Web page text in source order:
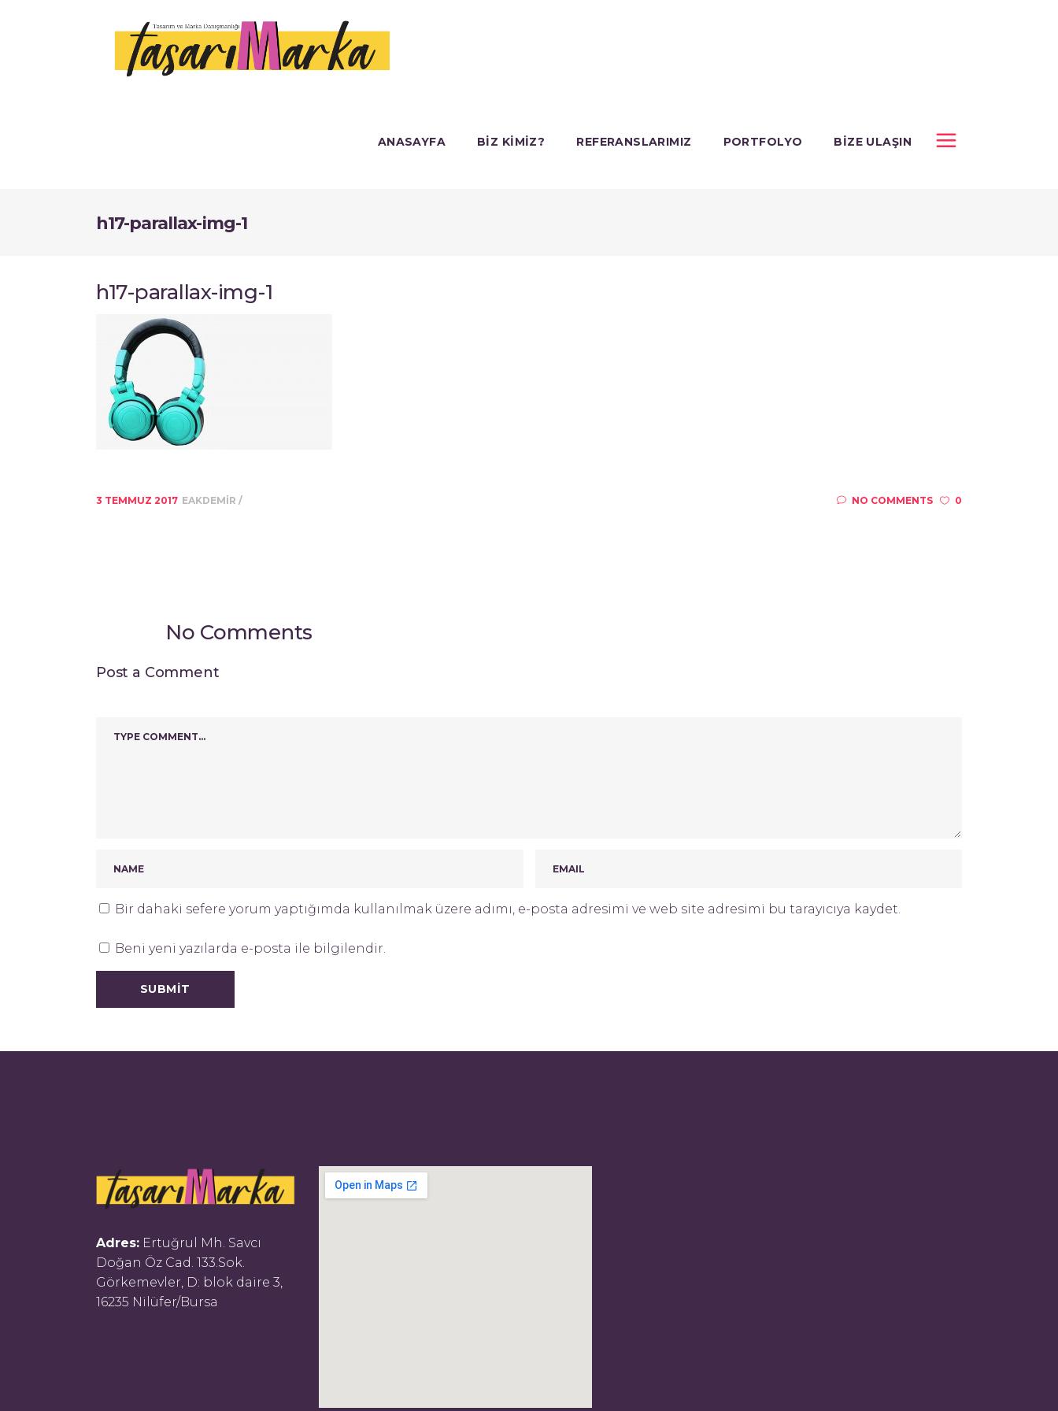
ANASAYFA BIZ KIMIZ? REFERANSLARIMIZ PORTFOLYO BIZE ULAŞIN
h17-parallax-img-1
h17-parallax-img-1
3 TEMMUZ 2017 EAKDEMIR NO COMMENTS 0
No Comments
Post a Comment
Bir dahaki sefere yorum yaptığımda kullanılmak üzere adımı, e-posta adresimi ve web site adresimi bu tarayıcıya kaydet.
Beni yeni yazılarda e-posta ile bilgilendir.
Adres: Ertuğrul Mh. Savcı
Doğan Öz Cad. 133.Sok.
Görkemevler, D: blok daire 3,
16235 Nilüfer/Bursa